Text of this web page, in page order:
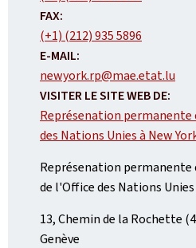
FAX:
(+1) (212) 935 5896
E-MAIL:
newyork.rp@mae.etat.lu
VISITER LE SITE WEB DE:
Représenation permanente
des Nations Unies à New
Représenation permanente
de l'Office des Nations Unies
ADRESSE
:
13, Chemin de la Rochette
Genève